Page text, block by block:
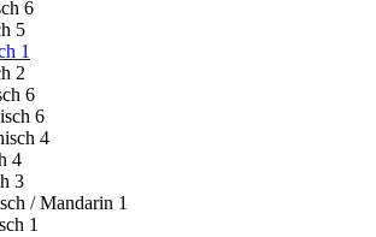
6
5
1
2
6
6
4
4
3
/ Mandarin 1
1